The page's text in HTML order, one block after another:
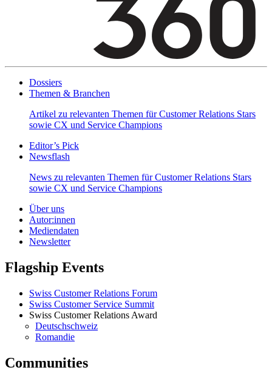
Dossiers
Themen & Branchen
Artikel zu relevanten Themen für Customer Relations Stars
sowie CX und Service Champions
Editor’s Pick
Newsflash
News zu relevanten Themen für Customer Relations Stars
sowie CX und Service Champions
Über uns
Autor:innen
Mediendaten
Newsletter
Flagship Events
Swiss Customer Relations Forum
Swiss Customer Service Summit
Swiss Customer Relations Award
Deutschschweiz
Romandie
Communities